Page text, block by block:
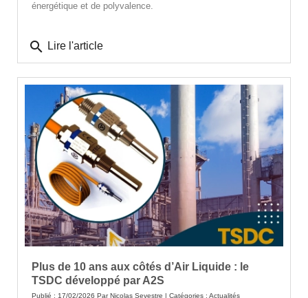
énergétique et de polyvalence.
search Lire l'article
Plus de 10 ans aux côtés d’Air Liquide : le
TSDC développé par A2S
Publié : 17/02/2026 ParNicolas Sevestre | Catégories : Actualités